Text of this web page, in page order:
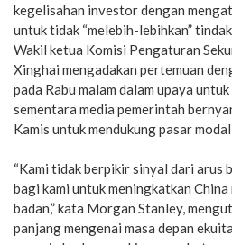
kegelisahan investor dengan
untuk tidak “melebih-lebihkan”
Wakil ketua Komisi Pengaturan
Xinghai mengadakan pertemuan
pada Rabu malam dalam upaya
sementara media pemerintah
Kamis untuk mendukung pasar modal
“Kami tidak berpikir sinyal dari arus
bagi kami untuk meningkatkan
badan,” kata Morgan Stanley,
panjang mengenai masa depan